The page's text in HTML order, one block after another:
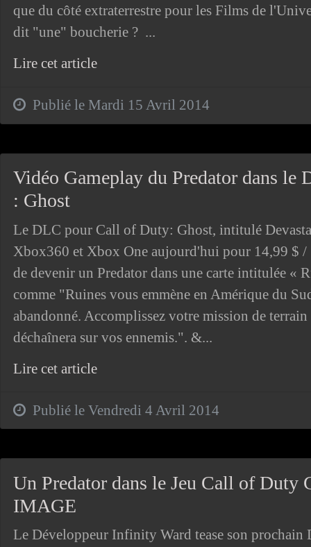
que du côté extraterrestre pour les Films de
dit "une" boucherie ? ...
Lire cet article
Publié le Mardi 15 Avril 2014
Vidéo Gameplay du Predator dans
: Ghost
Le DLC pour Call of Duty: Ghost, intitulé
Xbox360 et Xbox One aujourd'hui pour 14,99 $ /
de devenir un Predator dans une carte intitulée «
comme "Ruines vous emmène en Amérique du
abandonné. Accomplissez votre mission de
déchaînera sur vos ennemis.". &...
Lire cet article
Publié le Vendredi 4 Avril 2014
Un Predator dans le Jeu Call of
IMAGE
Le Développeur Infinity Ward tease son